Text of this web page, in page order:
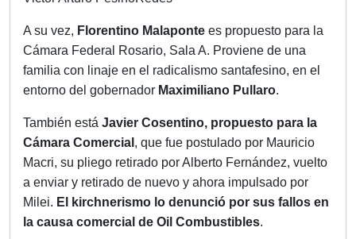
A su vez, Florentino Malaponte es propuesto para la
Cámara Federal Rosario, Sala A. Proviene de una
familia con linaje en el radicalismo santafesino, en el
entorno del gobernador Maximiliano Pullaro.
También está Javier Cosentino, propuesto para la
Cámara Comercial , que fue postulado por Mauricio
Macri, su pliego retirado por Alberto Fernández, vuelto
a enviar y retirado de nuevo y ahora impulsado por
Milei. El kirchnerismo lo denunció por sus fallos en
la causa comercial de Oil Combustibles.